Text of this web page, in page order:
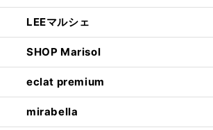
LEEマルシェ
SHOP Marisol
eclat premium
mirabella